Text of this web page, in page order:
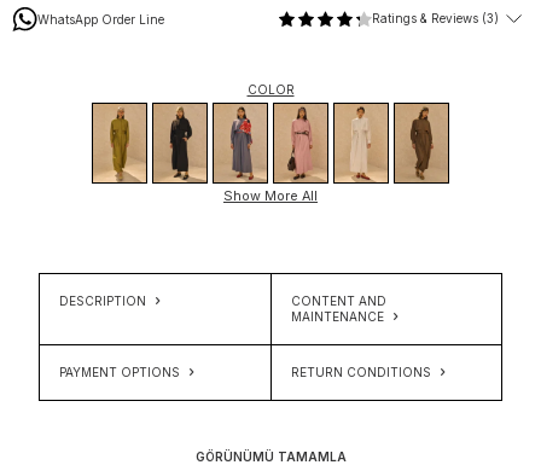
WhatsApp Order Line Ratings & Reviews (3)
COLOR
Show More All
DESCRIPTION
CONTENT AND
MAINTENANCE
PAYMENT OPTIONS RETURN CONDITIONS
GÖRÜNÜMÜ TAMAMLA